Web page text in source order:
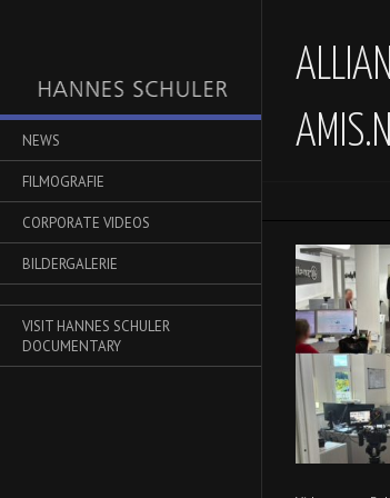
NEWS
FILMOGRAFIE
CORPORATE VIDEOS
BILDERGALERIE
VISIT HANNES SCHULER
DOCUMENTARY